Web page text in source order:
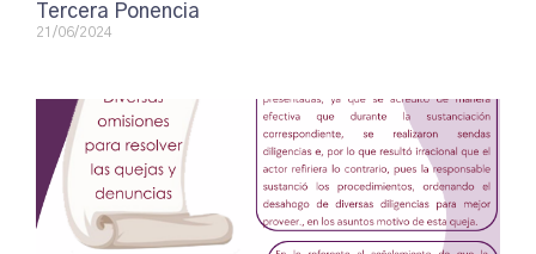
Tercera Ponencia
21/06/2024